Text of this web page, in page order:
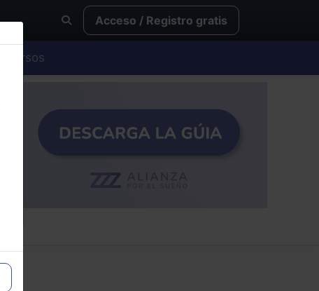
Acceso / Registro gratis
Cursos